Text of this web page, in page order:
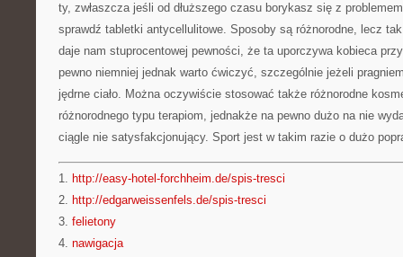
ty, zwłaszcza jeśli od dłuższego czasu borykasz się z
sprawdź tabletki antycellulitowe. Sposoby są różnorodne, lecz
daje nam stuprocentowej pewności, że ta uporczywa kobieca
pewno niemniej jednak warto ćwiczyć, szczególnie jeżeli
jędrne ciało. Można oczywiście stosować także różnorodne
różnorodnego typu terapiom, jednakże na pewno dużo na nie
ciągle nie satysfakcjonujący. Sport jest w takim razie o dużo
1. http://easy-hotel-forchheim.de/spis-tresci
2. http://edgarweissenfels.de/spis-tresci
3. felietony
4. nawigacja